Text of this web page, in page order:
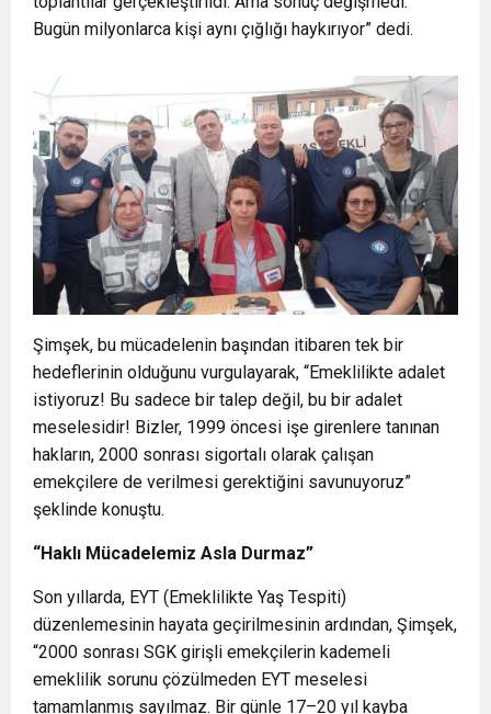
Bugün milyonlarca kişi aynı çığlığı haykırıyor” dedi.
Şimşek, bu mücadelenin başından itibaren tek bir
hedeflerinin olduğunu vurgulayarak, “Emeklilikte adalet
istiyoruz! Bu sadece bir talep değil, bu bir adalet
meselesidir! Bizler, 1999 öncesi işe girenlere tanınan
hakların, 2000 sonrası sigortalı olarak çalışan
emekçilere de verilmesi gerektiğini savunuyoruz”
şeklinde konuştu.
“Haklı Mücadelemiz Asla Durmaz”
Son yıllarda, EYT (Emeklilikte Yaş Tespiti)
düzenlemesinin hayata geçirilmesinin ardından, Şimşek,
“2000 sonrası SGK girişli emekçilerin kademeli
emeklilik sorunu çözülmeden EYT meselesi
tamamlanmış sayılmaz. Bir günle 17–20 yıl kayba